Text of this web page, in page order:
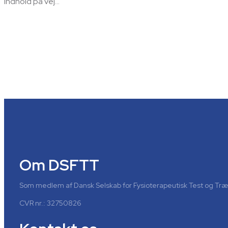
Om DSFTT
Som medlem af Dansk Selskab for Fysioterapeutisk Test og
CVR nr.: 32750826